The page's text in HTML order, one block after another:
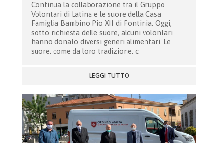
Continua la collaborazione tra il Gruppo
Volontari di Latina e le suore della Casa
Famiglia Bambino Pio XII di Pontinia. Oggi,
sotto richiesta delle suore, alcuni volontari
hanno donato diversi generi alimentari. Le
suore, come da loro tradizione, c
LEGGI TUTTO